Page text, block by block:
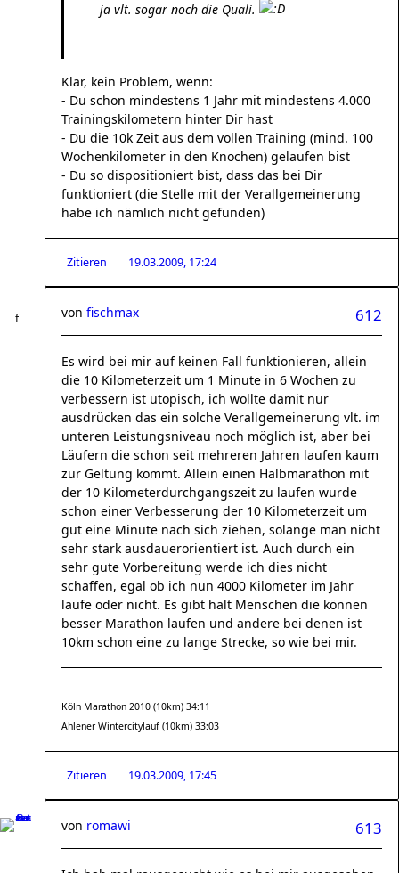
ja vlt. sogar noch die Quali.
Klar, kein Problem, wenn:
- Du schon mindestens 1 Jahr mit mindestens 4.000
Trainingskilometern hinter Dir hast
- Du die 10k Zeit aus dem vollen Training (mind. 100
Wochenkilometer in den Knochen) gelaufen bist
- Du so dispositioniert bist, dass das bei Dir
funktioniert (die Stelle mit der Verallgemeinerung
habe ich nämlich nicht gefunden)
Zitieren 19.03.2009, 17:24
612
von fischmax
Es wird bei mir auf keinen Fall funktionieren, allein
die 10 Kilometerzeit um 1 Minute in 6 Wochen zu
verbessern ist utopisch, ich wollte damit nur
ausdrücken das ein solche Verallgemeinerung vlt. im
unteren Leistungsniveau noch möglich ist, aber bei
Läufern die schon seit mehreren Jahren laufen kaum
zur Geltung kommt. Allein einen Halbmarathon mit
der 10 Kilometerdurchgangszeit zu laufen wurde
schon einer Verbesserung der 10 Kilometerzeit um
gut eine Minute nach sich ziehen, solange man nicht
sehr stark ausdauerorientiert ist. Auch durch ein
sehr gute Vorbereitung werde ich dies nicht
schaffen, egal ob ich nun 4000 Kilometer im Jahr
laufe oder nicht. Es gibt halt Menschen die können
besser Marathon laufen und andere bei denen ist
10km schon eine zu lange Strecke, so wie bei mir.
Köln Marathon 2010 (10km) 34:11
Ahlener Wintercitylauf (10km) 33:03
Zitieren 19.03.2009, 17:45
613
von romawi